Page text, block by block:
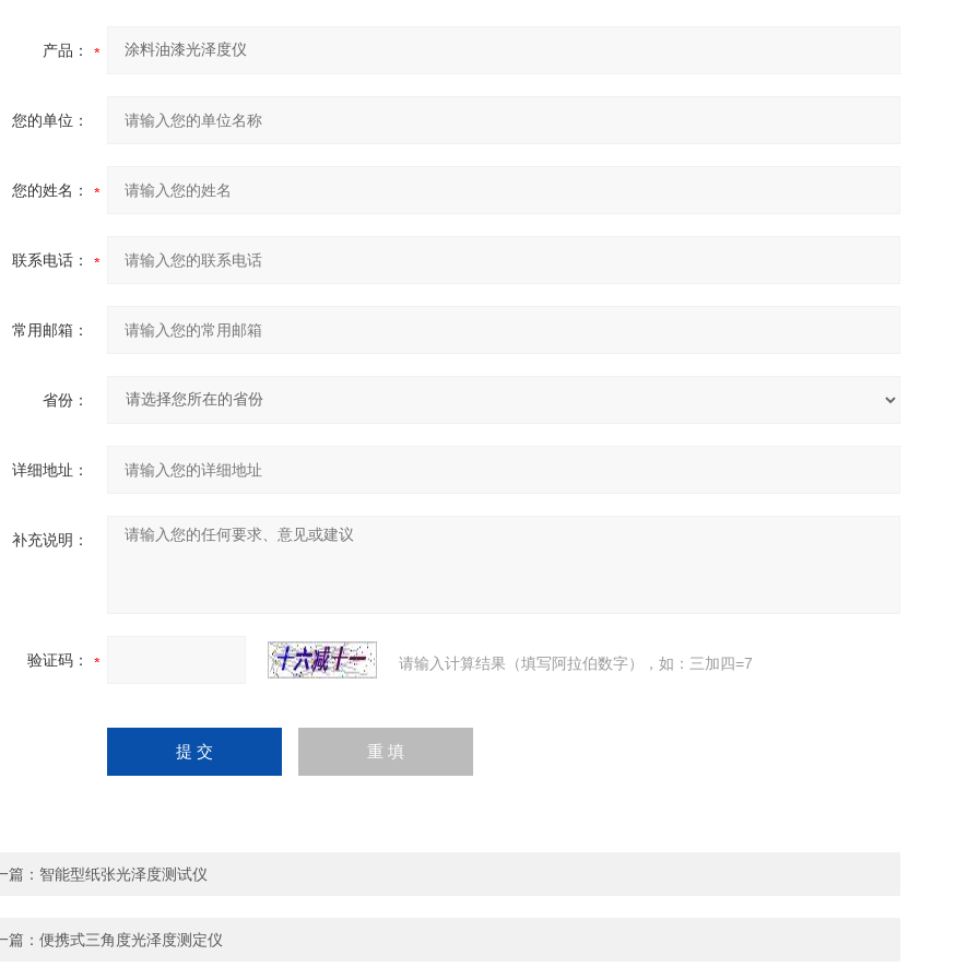
产品：
您的单位：
您的姓名：
联系电话：
常用邮箱：
省份：
详细地址：
补充说明：
验证码： 请输入计算结果（填写阿拉伯数字），如：三加四=7
篇： 智能型纸张光泽度测试仪
篇： 便携式三角度光泽度测定仪